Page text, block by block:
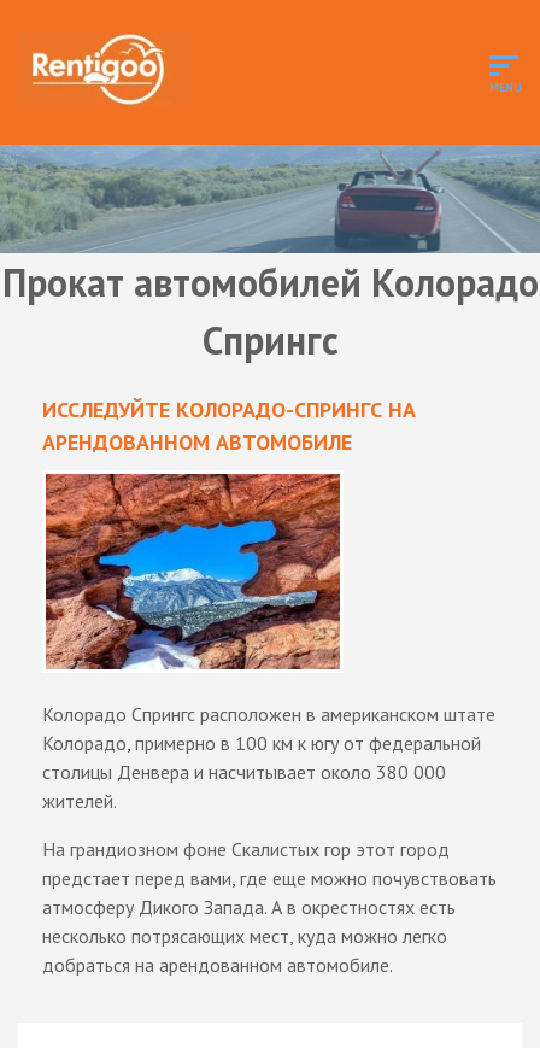
Прокат автомобилей Колорадо
Спрингс
ИССЛЕДУЙТЕ КОЛОРАДО-СПРИНГС НА
АРЕНДОВАННОМ АВТОМОБИЛЕ
Колорадо Спрингс расположен в американском штате
Колорадо, примерно в 100 км к югу от федеральной
столицы Денвера и насчитывает около 380 000
жителей.
На грандиозном фоне Скалистых гор этот город
предстает перед вами, где еще можно почувствовать
атмосферу Дикого Запада. А в окрестностях есть
несколько потрясающих мест, куда можно легко
добраться на арендованном автомобиле.